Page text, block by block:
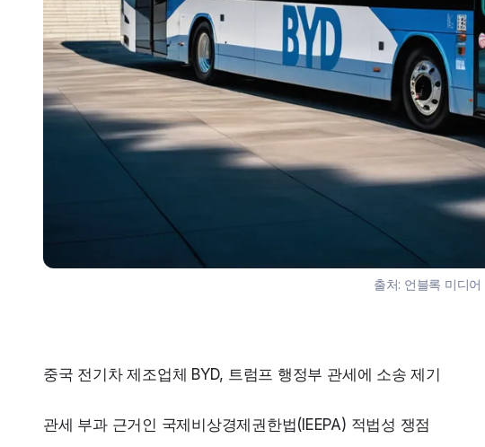
출처: 언블록 미디어
중국 전기차 제조업체 BYD, 트럼프 행정부 관세에 소송 제기
관세 부과 근거인 국제비상경제권한법(IEEPA) 적법성 쟁점